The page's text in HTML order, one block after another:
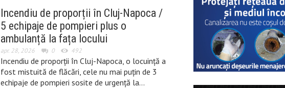
Incendiu de proporții în Cluj-Napoca /
5 echipaje de pompieri plus o
ambulanță la fața locului
apr. 28, 2026 0 492
Incendiu de proporții în Cluj-Napoca, o locuință a
fost mistuită de flăcări, cele nu mai puțin de 3
echipaje de pompieri sosite de urgență la…